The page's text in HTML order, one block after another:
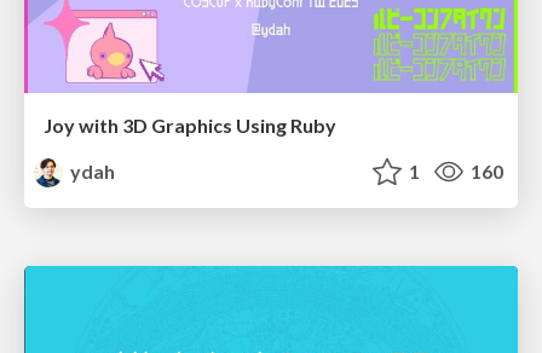
Joy with 3D Graphics Using Ruby
ydah
1 160